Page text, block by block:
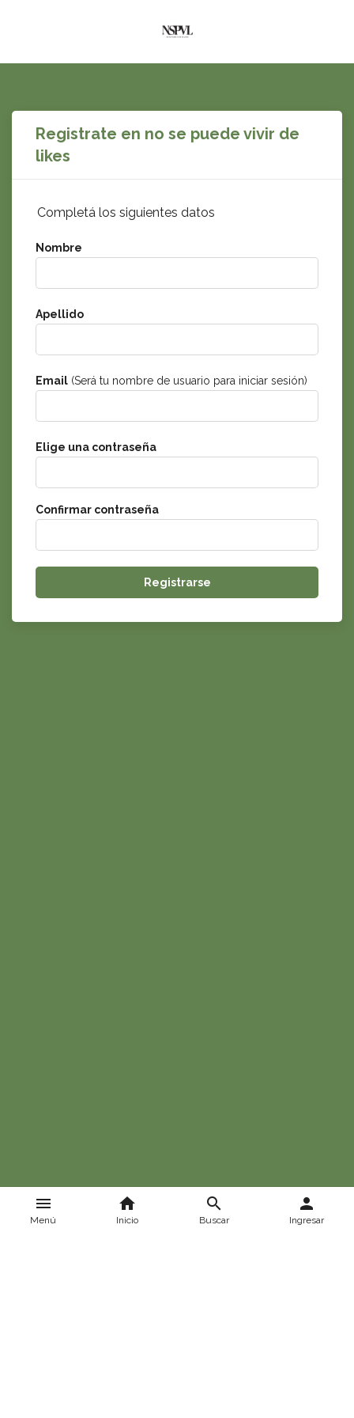
menu
Menú
home
Inicio
search
Buscar
person
Ingresar
Registrate en no se puede vivir de
likes
Completá los siguientes datos
Nombre
Apellido
Email (Será tu nombre de usuario para iniciar sesión)
Elige una contraseña
Confirmar contraseña
Registrarse